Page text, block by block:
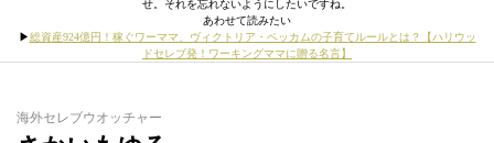
せ。それを忘れないようにしたいですね。
あわせて読みたい
▶︎総資産924億円！稼ぐワーママ、ヴィクトリア・ベッカムの子育てルールとは？【ハリウッ
ドセレブ発！ワーキングママに贈る名言】
海外セレブウオッチャー